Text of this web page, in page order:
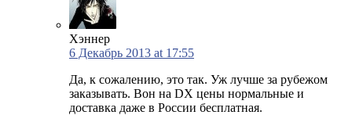
Хэннер
6 Декабрь 2013 at 17:55
Да, к сожалению, это так. Уж лучше за рубежом
заказывать. Вон на DX цены нормальные и
доставка даже в России бесплатная.